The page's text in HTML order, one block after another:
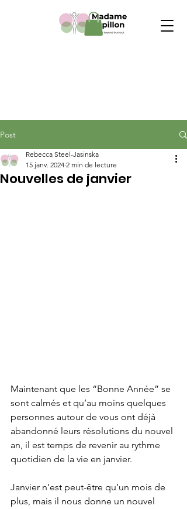
Post
Nouvelles de janvier
Rebecca Steel-Jasinska
15 janv. 2024 2 min de lecture
Maintenant que les “Bonne Année” se
sont calmés et qu’au moins quelques
personnes autour de vous ont déjà
abandonné leurs résolutions du nouvel
an, il est temps de revenir au rythme
quotidien de la vie en janvier.
Janvier n’est peut-être qu’un mois de
plus, mais il nous donne un nouvel